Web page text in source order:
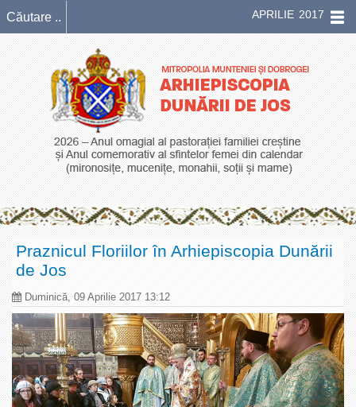
APRILIE 2017
Praznicul Floriilor în Arhiepiscopia Dunării
de Jos
Duminică, 09 Aprilie 2017 13:12